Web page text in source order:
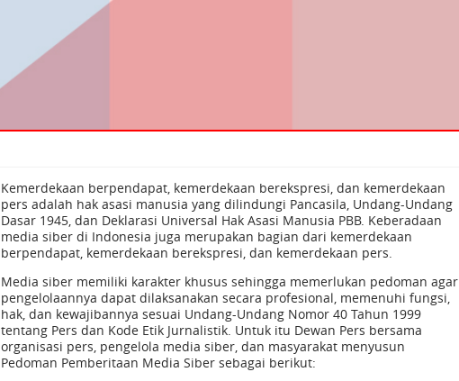
Kemerdekaan berpendapat, kemerdekaan berekspresi, dan kemerdekaan
pers adalah hak asasi manusia yang dilindungi Pancasila, Undang-Undang
Dasar 1945, dan Deklarasi Universal Hak Asasi Manusia PBB. Keberadaan
media siber di Indonesia juga merupakan bagian dari kemerdekaan
berpendapat, kemerdekaan berekspresi, dan kemerdekaan pers.
Media siber memiliki karakter khusus sehingga memerlukan pedoman agar
pengelolaannya dapat dilaksanakan secara profesional, memenuhi fungsi,
hak, dan kewajibannya sesuai Undang-Undang Nomor 40 Tahun 1999
tentang Pers dan Kode Etik Jurnalistik. Untuk itu Dewan Pers bersama
organisasi pers, pengelola media siber, dan masyarakat menyusun
Pedoman Pemberitaan Media Siber sebagai berikut: